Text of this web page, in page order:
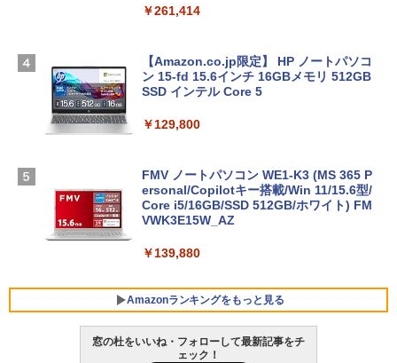
￥261,414
【Amazon.co.jp限定】 HP ノートパソコ
ン 15-fd 15.6インチ 16GBメモリ 512GB
SSD インテル Core 5
￥129,800
FMV ノートパソコン WE1-K3 (MS 365 P
ersonal/Copilotキー搭載/Win 11/15.6型/
Core i5/16GB/SSD 512GB/ホワイト) FM
VWK3E15W_AZ
￥139,880
Amazonランキングをもっと見る
窓の杜をいいね・フォローして最新記事をチ
ェック！